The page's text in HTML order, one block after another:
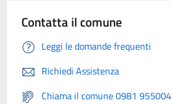
Contatta il comune
Leggi le domande frequenti
Richiedi Assistenza
Chiama il comune 0981 955004